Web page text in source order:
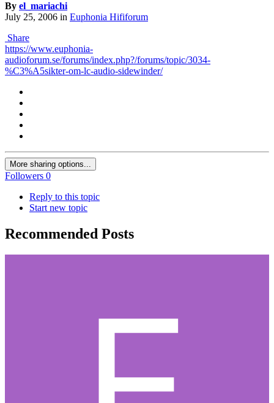
By el_mariachi
July 25, 2006 in Euphonia Hififorum
Share
https://www.euphonia-
audioforum.se/forums/index.php?/forums/topic/3034-
%C3%A5sikter-om-lc-audio-sidewinder/
More sharing options...
Followers 0
Reply to this topic
Start new topic
Recommended Posts